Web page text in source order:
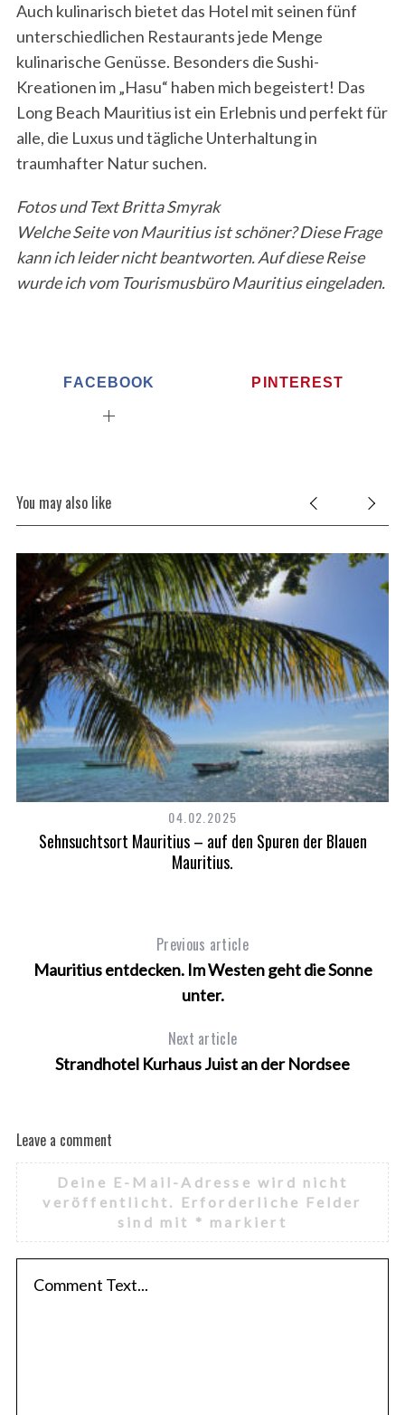
Auch kulinarisch bietet das Hotel mit seinen fünf
unterschiedlichen Restaurants jede Menge
kulinarische Genüsse. Besonders die Sushi-
Kreationen im „Hasu“ haben mich begeistert! Das
Long Beach Mauritius ist ein Erlebnis und perfekt für
alle, die Luxus und tägliche Unterhaltung in
traumhafter Natur suchen.
Fotos und Text Britta Smyrak
Welche Seite von Mauritius ist schöner? Diese Frage
kann ich leider nicht beantworten.Auf diese Reise
wurde ichvom Tourismusbüro Mauritiuseingeladen.
FACEBOOK PINTEREST
You may also like
04.02.2025
Sehnsuchtsort Mauritius – auf den Spuren der Blauen
Mauritius.
Previous article
Mauritius entdecken. Im Westen geht die Sonne
unter.
Next article
Strandhotel Kurhaus Juist an der Nordsee
Leave a comment
Deine E-Mail-Adresse wird nicht
veröffentlicht.
Erforderliche Felder
sind mit * markiert